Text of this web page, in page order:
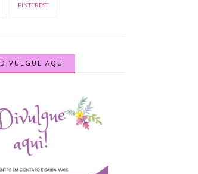
PINTEREST
DIVULGUE AQUI